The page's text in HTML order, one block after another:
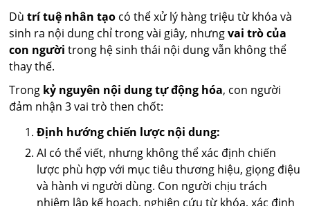
Dùtrí tuệ nhân tạo có thể xử lý hàng triệu từ khóa và
sinh ra nội dung chỉ trong vài giây, nhưngvai trò của
con người trong hệ sinh thái nội dung vẫn không thể
thay thế.
Trong kỷ nguyên nội dung tự động hóa, con người
đảm nhận 3 vai trò then chốt:
Định hướng chiến lược nội dung:
AI có thể viết, nhưng không thể xác định chiến
lược phù hợp với mục tiêu thương hiệu, giọng điệu
và hành vi người dùng. Con người chịu trách
nhiệm lập kế hoạch, nghiên cứu từ khóa, xác định